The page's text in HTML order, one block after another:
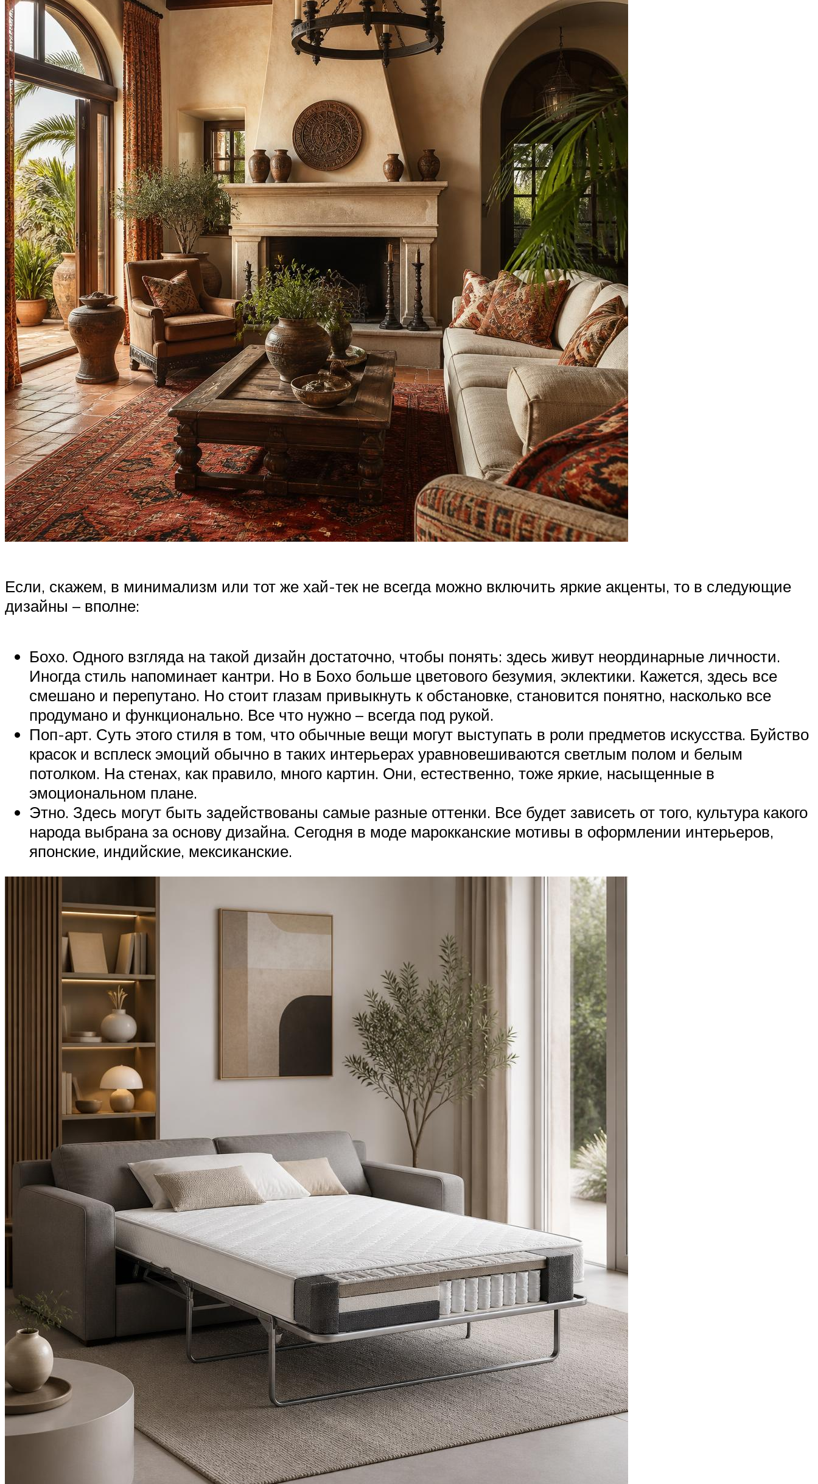
Если, скажем, в минимализм или тот же хай-тек не всегда можно включить яркие акценты, то в следующие
дизайны – вполне:
Бохо. Одного взгляда на такой дизайн достаточно, чтобы понять: здесь живут неординарные личности.
Иногда стиль напоминает кантри. Но в Бохо больше цветового безумия, эклектики. Кажется, здесь все
смешано и перепутано. Но стоит глазам привыкнуть к обстановке, становится понятно, насколько все
продумано и функционально. Все что нужно – всегда под рукой.
Поп-арт. Суть этого стиля в том, что обычные вещи могут выступать в роли предметов искусства. Буйство
красок и всплеск эмоций обычно в таких интерьерах уравновешиваются светлым полом и белым
потолком. На стенах, как правило, много картин. Они, естественно, тоже яркие, насыщенные в
эмоциональном плане.
Этно. Здесь могут быть задействованы самые разные оттенки. Все будет зависеть от того, культура какого
народа выбрана за основу дизайна. Сегодня в моде марокканские мотивы в оформлении интерьеров,
японские, индийские, мексиканские.